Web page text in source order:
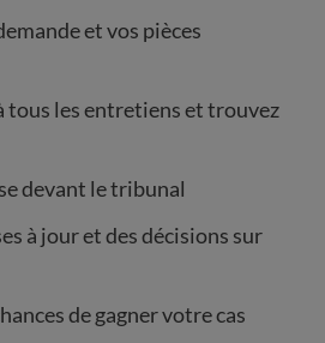
et vos pièces
tous les entretiens et trouvez
devant le tribunal
à jour et des décisions sur
de gagner votre cas